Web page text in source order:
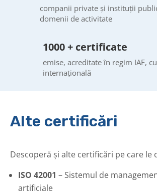
companii private și instituții
domenii de activitate
1000 + certificate
emise, acreditate în regim IAF,
internațională
Alte certificări
Descoperă și alte certificări pe care le
ISO 42001 – Sistemul de
artificiale